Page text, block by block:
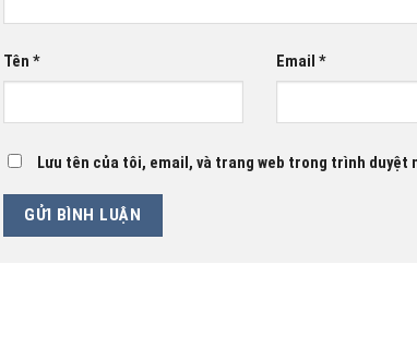
Tên * Email *
Lưu tên của tôi, email, và trang web trong trình duyệt